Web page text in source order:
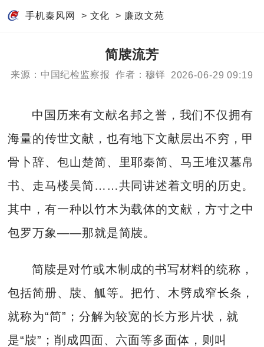
手机秦风网 > 文化 > 廉政文苑
简牍流芳
来源：中国纪检监察报 作者：穆铎 2026-06-29 09:19
中国历来有文献名邦之誉，我们不仅拥有
海量的传世文献，也有地下文献层出不穷，甲
骨卜辞、包山楚简、里耶秦简、马王堆汉墓帛
书、走马楼吴简……共同讲述着文明的历史。
其中，有一种以竹木为载体的文献，方寸之中
包罗万象——那就是简牍。
简牍是对竹或木制成的书写材料的统称，
包括简册、牍、觚等。把竹、木劈成窄长条，
就称为“简”；分解为较宽的长方形片状，就
是“牍”；削成四面、六面等多面体，则叫